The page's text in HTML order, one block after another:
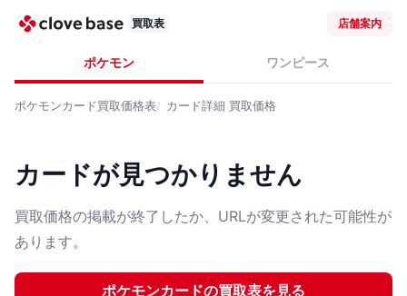
買取表 店舗案内
ポケモン ワンピース
ポケモンカード買取価格表 カード詳細 買取価格
カードが見つかりません
買取価格の掲載が終了したか、URLが変更された可能性が
あります。
ポケモンカードの買取表を見る